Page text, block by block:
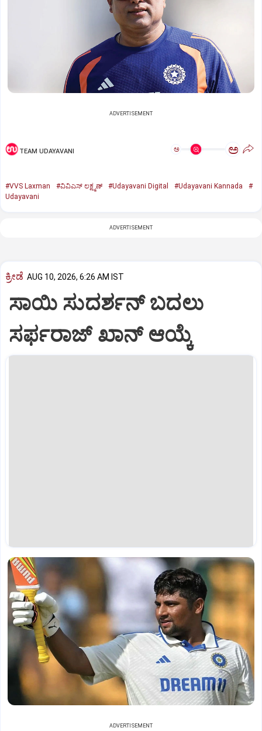
ADVERTISEMENT
TEAM UDAYAVANI ಅ ಅ
#VVS Laxman #ವಿವಿಎಸ್‌ ಲಕ್ಷ್ಮಣ್‌ #Udayavani Digital #Udayavani Kannada
#
Udayavani
ADVERTISEMENT
ಕ್ರೀಡೆ AUG 10, 2026, 6:26 AM IST
ಸಾಯಿ ಸುದರ್ಶನ್‌ ಬದಲು
ಸರ್ಫರಾಜ್‌ ಖಾನ್‌ ಆಯ್ಕೆ
ADVERTISEMENT